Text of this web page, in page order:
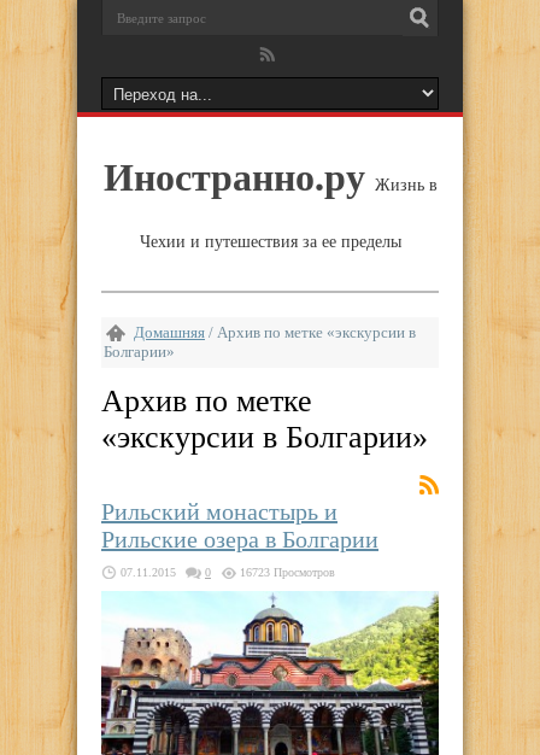
Иностранно.ру Жизнь в
Чехии и путешествия за ее пределы
Домашняя / Архив по метке «экскурсии в
Болгарии»
Архив по метке
«экскурсии в Болгарии»
Рильский монастырь и
Рильские озера в Болгарии
07.11.2015 0 16723 Просмотров